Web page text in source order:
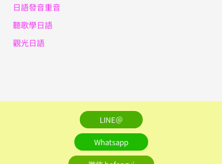
日語發音重音
聽歌學日語
觀光日語
LINE＠
Whatsapp